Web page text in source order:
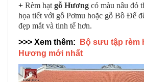
+ Rèm hạt gỗ Hương có màu nâu đỏ
họa tiết với gỗ Pơmu hoặc gỗ Bồ Để
đẹp mắt và tinh tế hơn.
>>> Xem thêm:
Bộ sưu tập rèm
Hương mới nhất